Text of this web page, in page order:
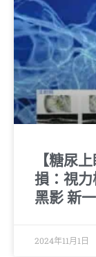
【糖尿
損：視
黑影 新
2024年11月1日